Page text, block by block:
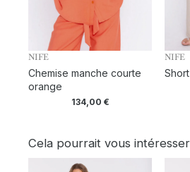
NIFE
Chemise manche courte
orange
134,00 €
NIFE
Cela pourrait vous intéresser